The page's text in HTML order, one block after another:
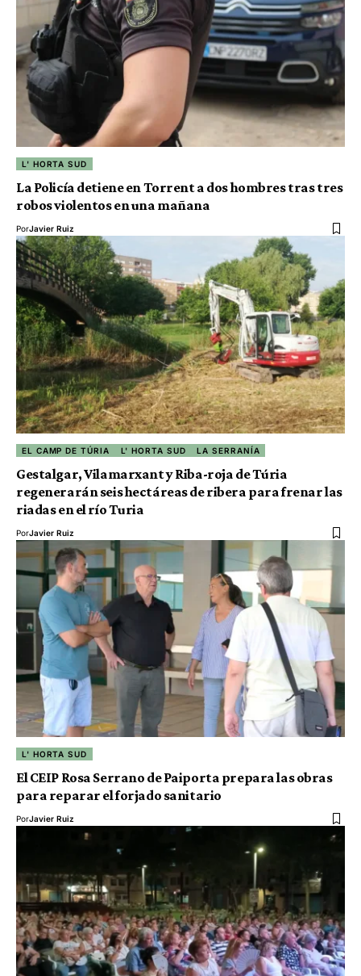
L' HORTA SUD
La Policía detiene en Torrent a dos hombres tras tres
robos violentos en una mañana
PorJavier Ruiz
EL CAMP DE TÚRIA L' HORTA SUD LA SERRANÍA
Gestalgar, Vilamarxant y Riba-roja de Túria
regenerarán seis hectáreas de ribera para frenar las
riadas en el río Turia
PorJavier Ruiz
L' HORTA SUD
El CEIP Rosa Serrano de Paiporta prepara las obras
para reparar el forjado sanitario
PorJavier Ruiz